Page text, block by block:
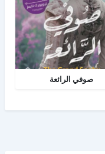
صوفي الرائعة